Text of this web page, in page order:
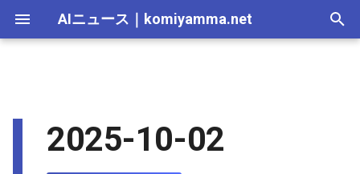
AIニュース komiyamma.net
2026-07-16
AI 総合｜2025年 2025-12-30
2026-07-16
生成AI｜2025年 2025-12-30
2026-07-05
2026-07-10
2026-07-05
エディタ－｜2025年 2025-12-21
2026-07-05
2026-07-05
MCP｜2025年 2025-12-21
2026-07-16
Nano Banana｜2025年 2025-12-30
2026-07-05
Photoshopの画像生成に関す
る過去一週間の情報まとめ
2026-07-05
2026-07-05
2026-07-16
Veo｜2025年 2025-12-30
2026-07-05
Suno｜2025年 2025-12-21
2026-07-15
2026-07-04
2026-07-04
2026-07-15
2026-07-05
2025-10-02